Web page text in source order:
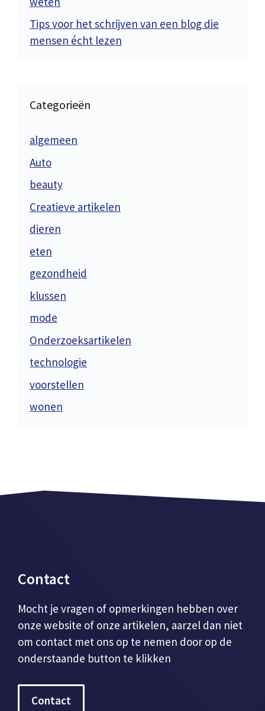
Tips voor het schrijven van een blog die
mensen écht lezen
Categorieën
algemeen
Auto
beauty
Creatieve artikelen
dieren
eten
gezondheid
klussen
mode
Onderzoeksartikelen
technologie
voorstellen
wonen
Contact
Mocht je vragen of opmerkingen hebben over
onze website of onze artikelen, aarzel dan niet
om contact met ons op te nemen door op de
onderstaande button te klikken
Contact